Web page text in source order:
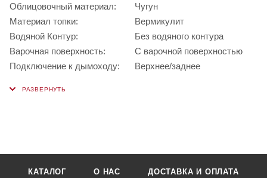
Облицовочный материал:
Чугун
Материал топки:
Вермикулит
Водяной Контур:
Без водяного контура
Варочная поверхность:
С варочной поверхностью
Подключение к дымоходу:
Верхнее/заднее
КАТАЛОГ О НАС ДОСТАВКА И ОПЛАТА